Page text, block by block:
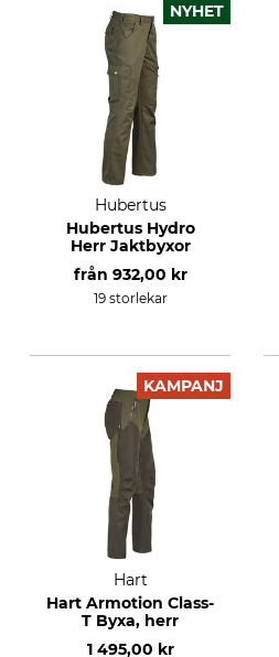
NYHET
Hubertus
Hubertus Hydro
Herr Jaktbyxor
från 932,00 kr
19 storlekar
KAMPANJ
Hart
Hart Armotion Class-
T Byxa, herr
1 495,00 kr